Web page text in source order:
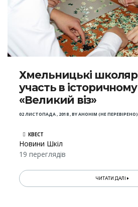
Хмельницькі
участь в історичному
«Великий віз»
02 ЛИСТОПАДА , 2018,BYАНОНІМ (НЕ ПЕРЕВІРЕНО)
КВЕСТ
Новини Шкіл
19 переглядів
ЧИТАТИ ДАЛІ